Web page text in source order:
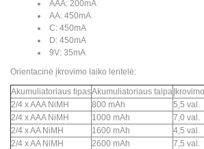
AAA: 200mA
AA: 450mA
C: 450mA
D: 450mA
9V: 35mA
Orientacinė įkrovimo laiko lentelė:
Akumuliatoriaus tipasAkumuliatoriaus talpa
2/4 x AAA NiMH
800 mAh
5,5 val.
2/4 x AAA NiMH
1000 mAh
7,0 val.
2/4 x AA NiMH
1600 mAh
4,5 val.
2/4 x AA NiMH
2600 mAh
7,5 val.